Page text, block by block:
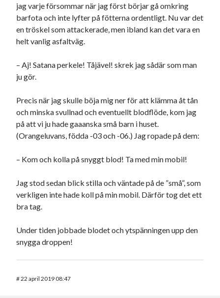
jag varje försommar när jag först börjar gå omkring
barfota och inte lyfter på fötterna ordentligt. Nu var det
en tröskel som attackerade, men ibland kan det vara en
helt vanlig asfaltväg.
– Aj! Satana perkele! Tåjävel! skrek jag sådär som man
ju gör.
Precis när jag skulle böja mig ner för att klämma åt tån
och minska svullnad och eventuellt blodflöde, kom jag
på att vi ju hade gaaanska små barn i huset.
(Orangeluvans, födda -03 och -06.) Jag ropade på dem:
– Kom och kolla på snyggt blod! Ta med min mobil!
Jag stod sedan blick stilla och väntade på de ”små”, som
verkligen inte hade koll på min mobil. Därför tog det ett
bra tag.
Under tiden jobbade blodet och ytspänningen upp den
snygga droppen!
#22 april 2019 08:47